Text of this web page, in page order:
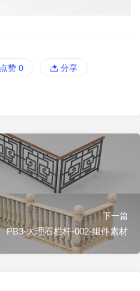
点赞 0 分享
下一篇
PB3-大理石栏杆-002-组件素材